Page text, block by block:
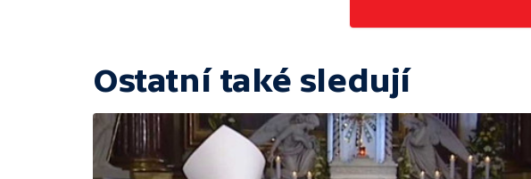
Ostatní také sledují